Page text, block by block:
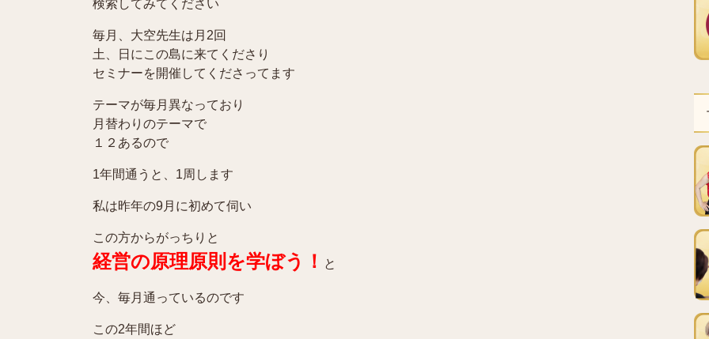
検索してみてください
毎月、大空先生は月2回
土、日にこの島に来てくださり
セミナーを開催してくださってます
テーマが毎月異なっており
月替わりのテーマで
１２あるので
1年間通うと、1周します
私は昨年の9月に初めて伺い
この方からがっちりと
経営の原理原則を学ぼう！ と
今、毎月通っているのです
この2年間ほど